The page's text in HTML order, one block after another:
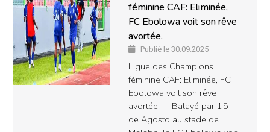
féminine CAF: Eliminée,
FC Ebolowa voit son rêve
avortée.
Publié le 30.09.2025
Ligue des Champions
féminine CAF: Eliminée, FC
Ebolowa voit son rêve
avortée. Balayé par 15
de Agosto au stade de